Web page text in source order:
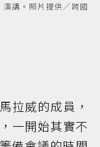
講。照片提供／跨國
拉威的成員，
一開始其實不